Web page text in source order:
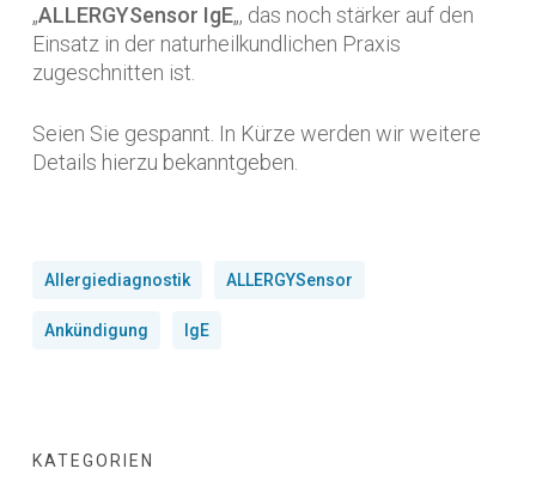
„ALLERGYSensor IgE„, das noch stärker auf den
Einsatz in der naturheilkundlichen Praxis
zugeschnitten ist.
Seien Sie gespannt. In Kürze werden wir weitere
Details hierzu bekanntgeben.
Allergiediagnostik ALLERGYSensor
Ankündigung IgE
KATEGORIEN